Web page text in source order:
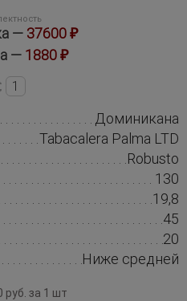
— 37600 ₽
— 1880 ₽
Доминикана
Tabacalera Palma LTD
Robusto
130
19,8
45
20
Ниже средней
руб. за 1 шт